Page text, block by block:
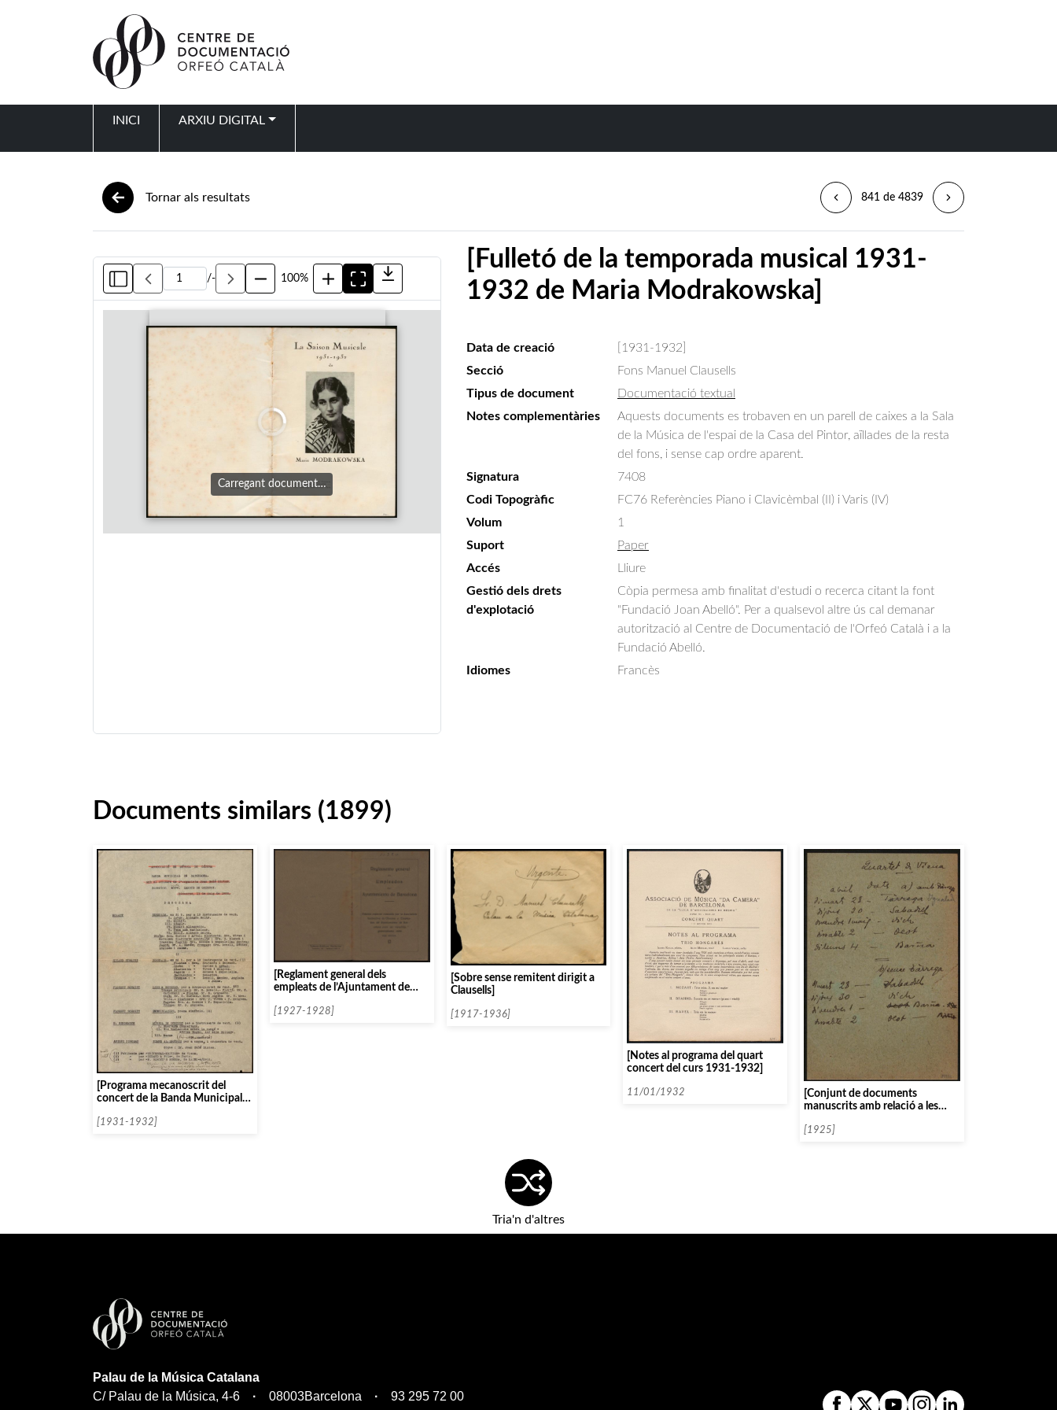
INICI ARXIU DIGITAL
Tornar als resultats 841 de 4839
/- 100%
Carregant document…
[Fulletó de la temporada musical 1931-
1932 de Maria Modrakowska]
Data de creació
[1931-1932]
Secció
Fons Manuel Clausells
Tipus de document
Documentació textual
Notes complementàries
Aquests documents es trobaven en un parell de caixes a la Sala
de la Música de l'espai de la Casa del Pintor, aïllades de la resta
del fons, i sense cap ordre aparent.
Signatura
7408
Codi Topogràfic
FC76 Referències Piano i Clavicèmbal (II) i Varis (IV)
Volum
1
Suport
Paper
Accés
Lliure
Gestió dels drets
d'explotació
Còpia permesa amb finalitat d'estudi o recerca citant la font
"Fundació Joan Abelló". Per a qualsevol altre ús cal demanar
autorització al Centre de Documentació de l'Orfeó Català i a la
Fundació Abelló.
Idiomes
Francès
Documents similars (1899)
[Programa mecanoscrit del
concert de la Banda Municipal
[1931-1932]
[Reglament general dels
empleats de l’Ajuntament de
[1927-1928]
[Sobre sense remitent dirigit a
Clausells]
[1917-1936]
[Notes al programa del quart
concert del curs 1931-1932]
11/01/1932
[Conjunt de documents
manuscrits amb relació a les
Streichquartett]
[1925]
Tria'n d'altres
Palau de la Música Catalana
C/ Palau de la Música, 4-6
08003Barcelona 93 295 72 00